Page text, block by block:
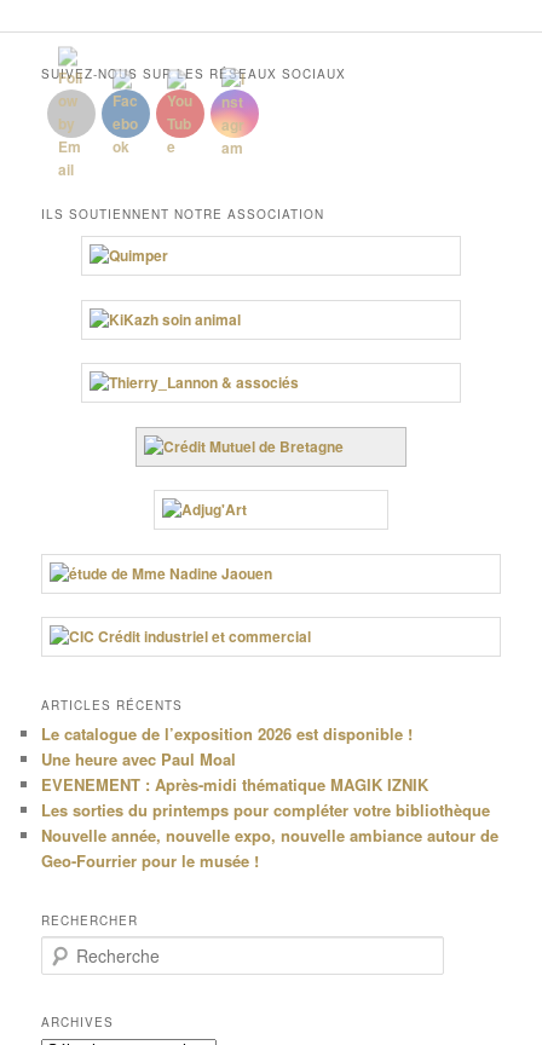
SUIVEZ-NOUS SUR LES RÉSEAUX SOCIAUX
ILS SOUTIENNENT NOTRE ASSOCIATION
ARTICLES RÉCENTS
Le catalogue de l’exposition 2026 est disponible !
Une heure avec Paul Moal
EVENEMENT : Après-midi thématique MAGIK IZNIK
Les sorties du printemps pour compléter votre bibliothèque
Nouvelle année, nouvelle expo, nouvelle ambiance autour de
Geo-Fourrier pour le musée !
RECHERCHER
e
h
e
ARCHIVES